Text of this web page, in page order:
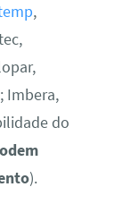
,
Imbera,
do
).